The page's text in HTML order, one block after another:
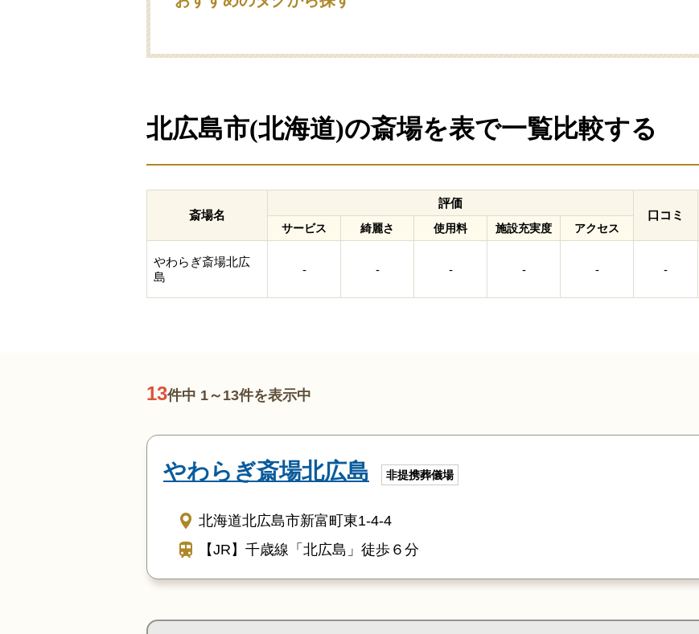
北広島市(北海道)の斎場を表で一覧比較する
斎場名
評価
口コミ
サービス 綺麗さ 使用料 施設充実度 アクセス
やわらぎ斎場北広
島
- - - - - -
13件中 1～13件を表示中
やわらぎ斎場北広島 非提携葬儀場
北海道北広島市新富町東1-4-4
【JR】千歳線「北広島」徒歩６分